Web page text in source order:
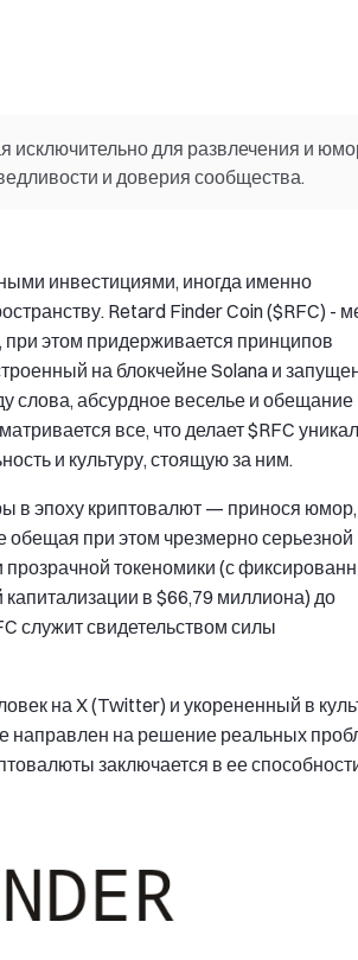
исключительно для развлечения и
и доверия сообщества.
инвестициями, иногда именно
Retard Finder Coin ($RFC) -
этом придерживается принципов
на блокчейне Solana и
слова, абсурдное веселье и обещание
все, что делает $RFC
и культуру, стоящую за ним.
в эпоху криптовалют — принося юмор,
при этом чрезмерно серьезной
прозрачной токеномики (с
в $66,79 миллиона) до
служит свидетельством силы
на X (Twitter) и укорененный в
направлен на решение реальных
заключается в ее